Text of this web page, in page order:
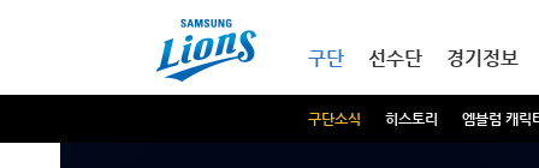
구단
구단소식 히스토리 엠블럼 캐릭
선수단 경기정보